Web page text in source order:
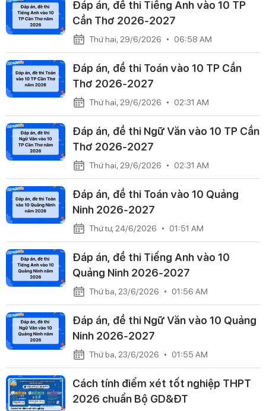
Đáp án, đề thi Tiếng Anh vào 10 TP
Cần Thơ 2026-2027
Thứ hai, 29/6/2026 06:58 AM
Đáp án, đề thi Toán vào 10 TP Cần
Thơ 2026-2027
Thứ hai, 29/6/2026 02:31 AM
Đáp án, đề thi Ngữ Văn vào 10 TP Cần
Thơ 2026-2027
Thứ hai, 29/6/2026 02:31 AM
Đáp án, đề thi Toán vào 10 Quảng
Ninh 2026-2027
Thứ tư, 24/6/2026 01:51 AM
Đáp án, đề thi Tiếng Anh vào 10
Quảng Ninh 2026-2027
Thứ ba, 23/6/2026 01:56 AM
Đáp án, đề thi Ngữ Văn vào 10 Quảng
Ninh 2026-2027
Thứ ba, 23/6/2026 01:55 AM
Cách tính điểm xét tốt nghiệp THPT
2026 chuẩn Bộ GD&ĐT